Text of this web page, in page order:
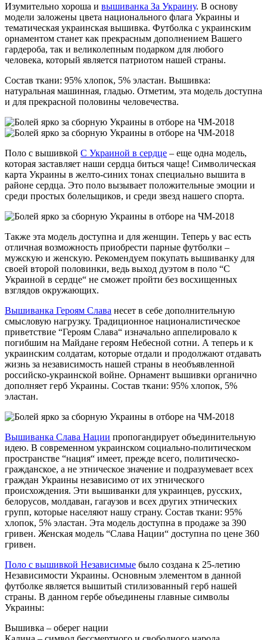
Изумительно хороша и вышиванка За Украину. В основу
модели заложены цвета национального флага Украины и
тематическая украинская вышивка. Футболка с украинским
орнаментом станет как прекрасным дополнением Вашего
гардероба, так и великолепным подарком для любого
человека, который является патриотом нашей страны.
Состав ткани: 95% хлопок, 5% эластан. Вышивка:
натуральная машинная, гладью. Отметим, эта модель доступна
и для прекрасной половины человечества.
Поло с вышивкой С Украиной в сердце – еще одна модель,
которая заставляет наши сердца биться чаще! Символическая
карта Украины в желто-синих тонах специально вышита в
районе сердца. Это поло вызывает положительные эмоции и
среди простых болельщиков, и среди звезд нашего спорта.
Также эта модель доступна и для женщин. Теперь у вас есть
отличная возможность приобрести парные футболки –
мужскую и женскую. Рекомендуем покупать вышиванку для
своей второй половинки, ведь выход дуэтом в поло “С
Украиной в сердце“ не сможет пройти без восхищенных
взглядов окружающих.
Вышиванка Героям Слава несет в себе дополнительную
смысловую нагрузку. Традиционное националистическое
приветствие “Героям Слава“ изначально аппелировало к
погибшим на Майдане героям Небесной сотни. А теперь и к
украинским солдатам, которые отдали и продолжают отдавать
жизнь за независимость нашей страны в необъявленной
российско-украинской войне. Орнамент вышивки органично
дополняет герб Украины. Состав ткани: 95% хлопок, 5%
эластан.
Вышиванка Слава Нации пропогандирует объединительную
идею. В современном украинском социально-политическом
пространстве “нация“ имеет, прежде всего, политическо-
гражданское, а не этническое значение и подразумевает всех
граждан Украины независимо от их этнического
происхождения. Эти вышиванки для украинцев, русских,
белорусов, молдаван, гагаузов и всех других этнических
групп, которые населяют нашу страну. Состав ткани: 95%
хлопок, 5% эластан. Эта модель доступна в продаже за 390
гривен. Женская модель “Слава Нации“ доступна по цене 360
гривен.
Поло с вышивкой Независимые было создана к 25-летию
Независимости Украины. Основным элементом в данной
футболке является вышитый стилизованный герб нашей
страны. В данном гербе объединены главные символы
Украины:
Вышивка – оберег нации